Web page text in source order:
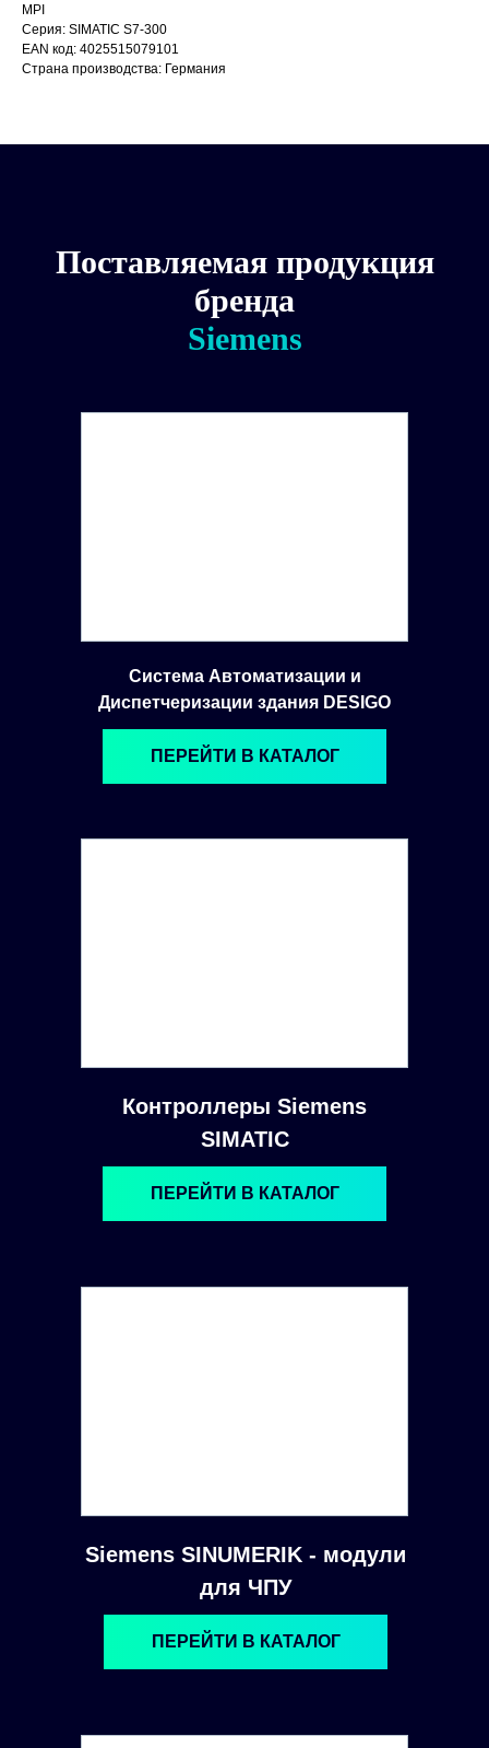
MPI
Серия: SIMATIC S7-300
EAN код: 4025515079101
Страна производства: Германия
Поставляемая продукция
бренда
Siemens
Система Автоматизации и
Диспетчеризации здания DESIGO
Контроллеры Siemens
SIMATIC
Siemens SINUMERIK - модули
для ЧПУ
ПЕРЕЙТИ В КАТАЛОГ
ПЕРЕЙТИ В КАТАЛОГ
ПЕРЕЙТИ В КАТАЛОГ